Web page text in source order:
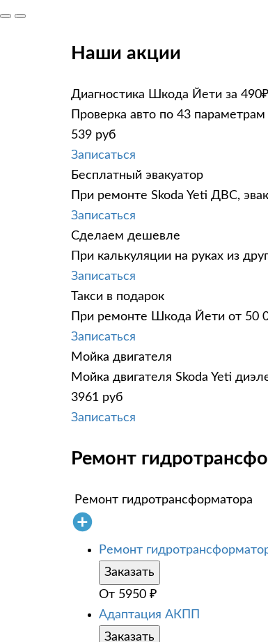
Наши акции
Диагностика Шкода Йети за 490₽
Проверка авто по 43 параметрам
539 руб
Записаться
Бесплатный эвакуатор
При ремонте Skoda Yeti ДВС,
Записаться
Сделаем дешевле
При калькуляции на руках из
Записаться
Такси в подарок
При ремонте Шкода Йети от 50
Записаться
Мойка двигателя
Мойка двигателя Skoda Yeti
3961 руб
Записаться
Ремонт
Ремонт гидротрансформатора
Ремонт
Заказать
От 5950 ₽
Адаптация АКПП
Заказать